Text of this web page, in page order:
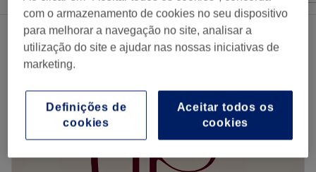
2 centros que oferecem:
extensão pestanas em Abrantes, Distrito de Santarém
com o armazenamento de cookies no seu dispositivo
para melhorar a navegação no site, analisar a
utilização do site e ajudar nas nossas iniciativas de
marketing.
Aceitar todos os
cookies
Definições de
cookies